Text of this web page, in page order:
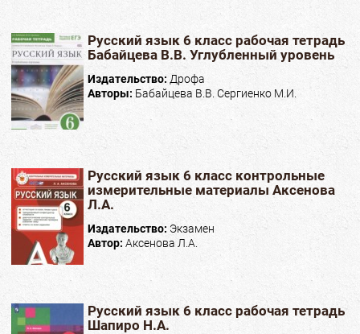
Русский язык 6 класс рабочая тетрадь
Бабайцева В.В. Углубленный уровень
Издательство: Дрофа
Авторы: Бабайцева В.В. Сергиенко М.И.
Русский язык 6 класс контрольные
измерительные материалы Аксенова
Л.А.
Издательство: Экзамен
Автор: Аксенова Л.А.
Русский язык 6 класс рабочая тетрадь
Шапиро Н.А.